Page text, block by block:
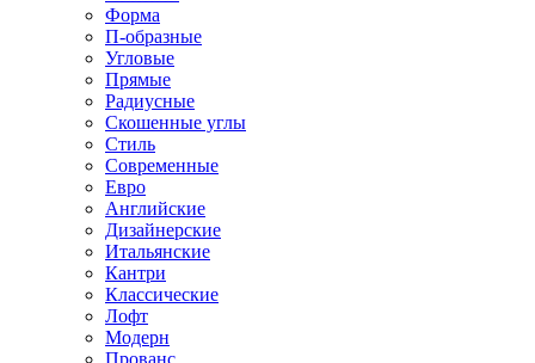
Форма
П-образные
Угловые
Прямые
Радиусные
Скошенные углы
Стиль
Современные
Евро
Английские
Дизайнерские
Итальянские
Кантри
Классические
Лофт
Модерн
Прованс